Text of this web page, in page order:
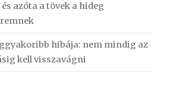
azóta a tövek a hideg
hibája: nem mindig az
kell visszavágni